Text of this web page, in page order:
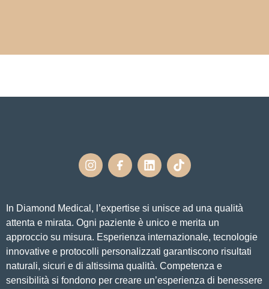
In Diamond Medical, l’expertise si unisce ad una qualità
attenta e mirata. Ogni paziente è unico e merita un
approccio su misura. Esperienza internazionale, tecnologie
innovative e protocolli personalizzati garantiscono risultati
naturali, sicuri e di altissima qualità. Competenza e
sensibilità si fondono per creare un’esperienza di benessere